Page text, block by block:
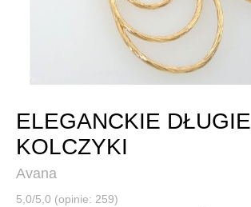
ELEGANCKIE DŁUGIE
KOLCZYKI
Avana
5,0/5,0 (opinie: 259)